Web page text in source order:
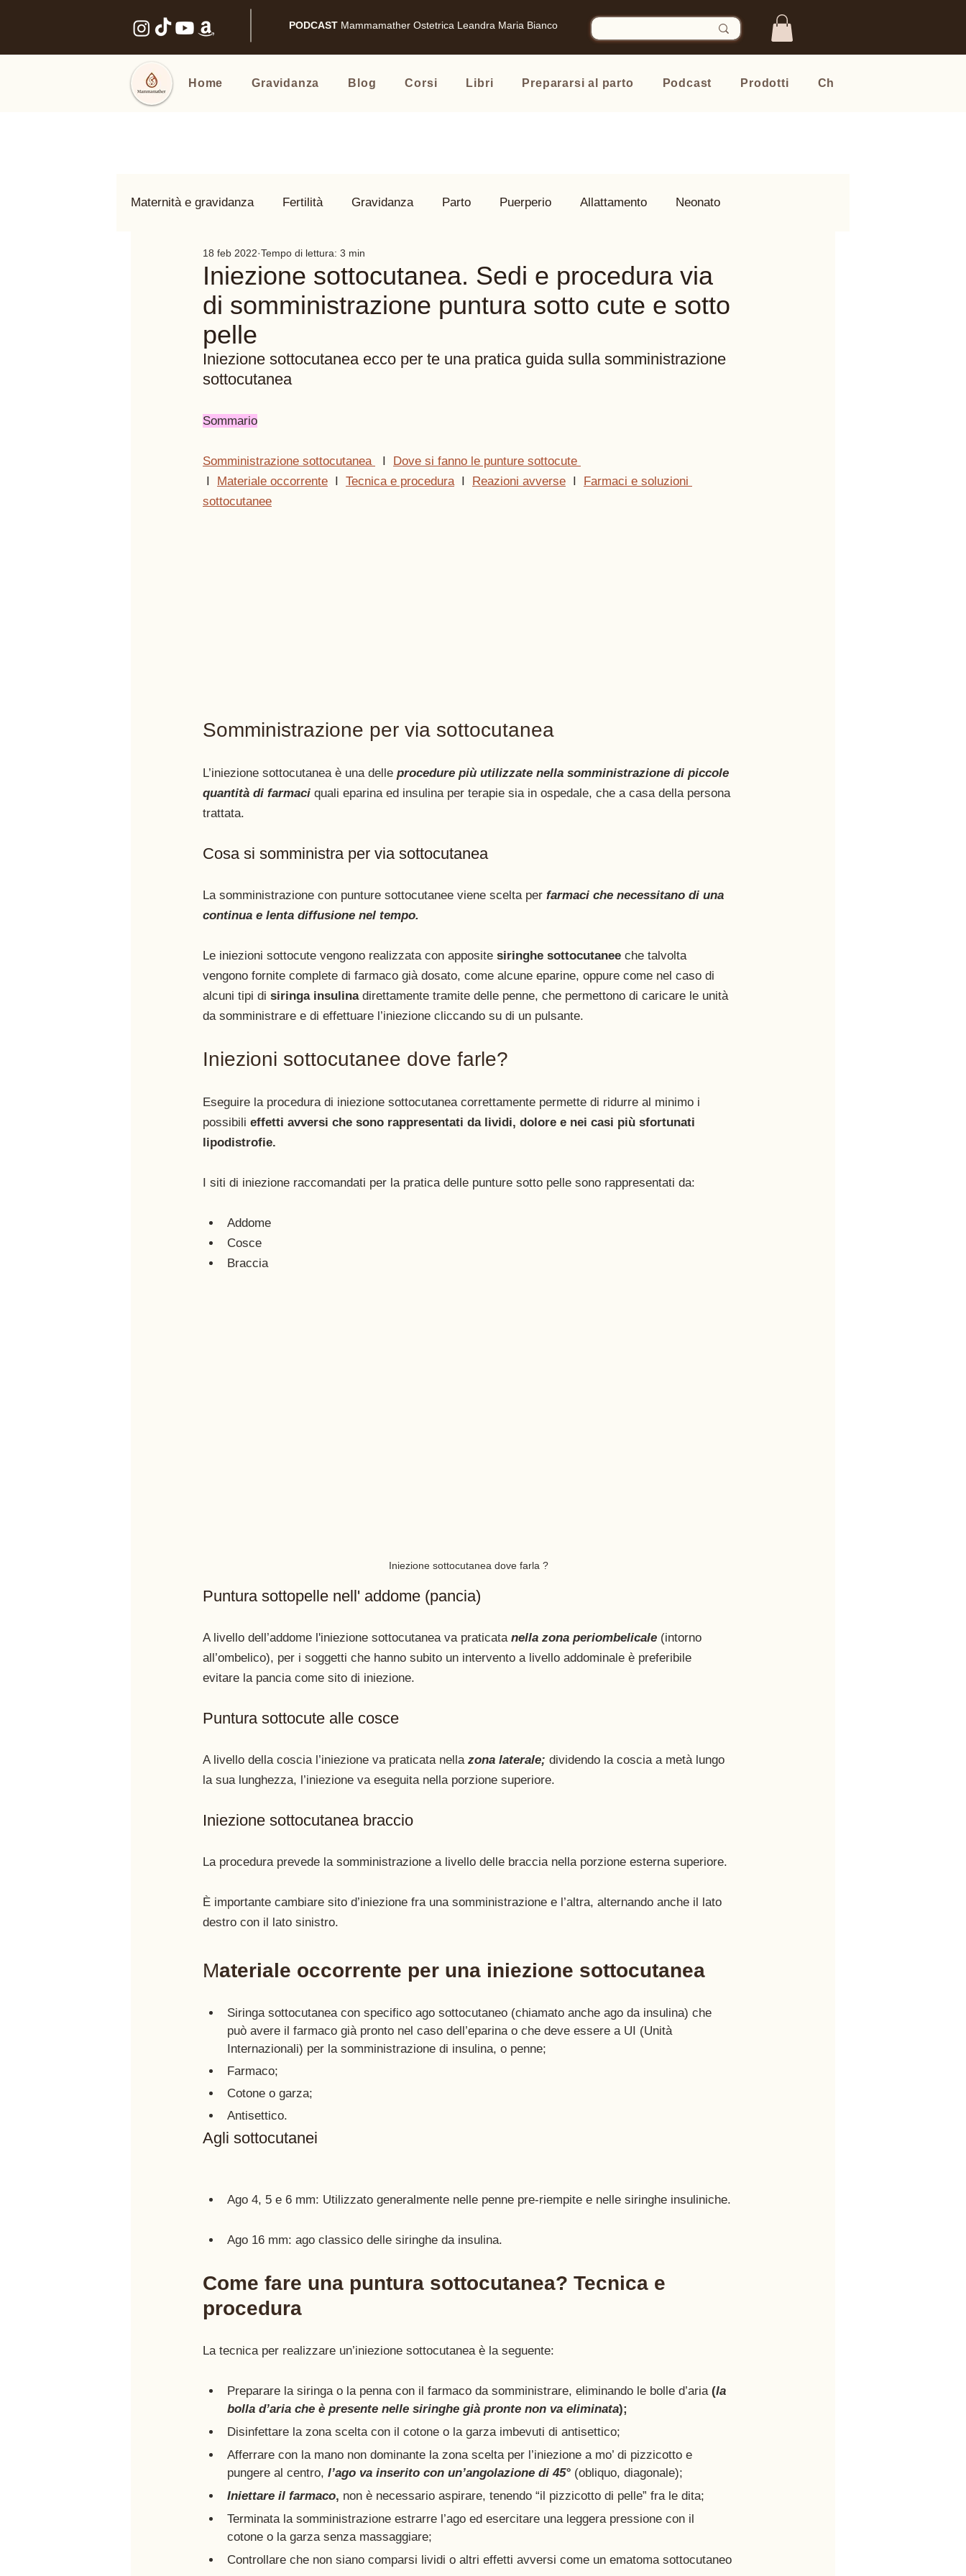
PODCAST Mammamather Ostetrica Leandra Maria Bianco
Home Gravidanza Blog Corsi Libri Prepararsi al parto Podcast Prodotti Chi sono
Maternità e gravidanza Fertilità Gravidanza Parto Puerperio Allattamento Neonato
Benessere intimo Nomi e Famiglia
Iniezione sottocutanea. Sedi e procedura via
di somministrazione puntura sotto cute e sotto
pelle
18 feb 2022 Tempo di lettura: 3 min
Iniezione sottocutanea ecco per te una pratica guida sulla somministrazione
sottocutanea
Sommario
Somministrazione sottocutanea
Dove si fanno le punture sottocute
Materiale occorrente Tecnica e procedura
  I
Reazioni avverse
Farmaci e soluzioni
sottocutanee
Somministrazione per via sottocutanea
L’iniezione sottocutanea è una delle procedure più utilizzate nella somministrazione di piccole
quantità di farmaci quali eparina ed insulina per terapie sia in ospedale, che a casa della persona
trattata.
Cosa si somministra per via sottocutanea
La somministrazione con punture sottocutanee viene scelta per farmaci che necessitano di una
continua e lenta diffusione nel tempo.
Le iniezioni sottocute vengono realizzata con apposite siringhe sottocutanee che talvolta
vengono fornite complete di farmaco già dosato, come alcune eparine, oppure come nel caso di
alcuni tipi di siringa insulina direttamente tramite delle penne, che permettono di caricare le unità
da somministrare e di effettuare l’iniezione cliccando su di un pulsante.
Iniezioni sottocutanee dove farle?
Eseguire la procedura di iniezione sottocutanea correttamente permette di ridurre al minimo i
possibili effetti avversi che sono rappresentati da lividi, dolore e nei casi più sfortunati
lipodistrofie.
I siti di iniezione raccomandati per la pratica delle punture sotto pelle sono rappresentati da:
Addome
Cosce
Braccia
Iniezione sottocutanea dove farla ?
Puntura sottopelle nell' addome (pancia)
A livello dell’addome l'iniezione sottocutanea va praticata nella zona periombelicale (intorno
all’ombelico), per i soggetti che hanno subito un intervento a livello addominale è preferibile
evitare la pancia come sito di iniezione.
Puntura sottocute alle cosce
A livello della coscia l’iniezione va praticata nella zona laterale; dividendo la coscia a metà lungo
la sua lunghezza, l’iniezione va eseguita nella porzione superiore.
Iniezione sottocutanea braccio
La procedura prevede la somministrazione a livello delle braccia nella porzione esterna superiore.
È importante cambiare sito d’iniezione fra una somministrazione e l’altra, alternando anche il lato
destro con il lato sinistro.
Materiale occorrente per una iniezione sottocutanea
Siringa sottocutanea con specifico ago sottocutaneo (chiamato anche ago da insulina) che
può avere il farmaco già pronto nel caso dell’eparina o che deve essere a UI (Unità
Internazionali) per la somministrazione di insulina, o penne;
Farmaco;
Cotone o garza;
Antisettico.
Agli sottocutanei
Ago 4, 5 e 6 mm: Utilizzato generalmente nelle penne pre-riempite e nelle siringhe insuliniche.
Ago 16 mm: ago classico delle siringhe da insulina.
Come fare una puntura sottocutanea? Tecnica e
procedura
La tecnica per realizzare un’iniezione sottocutanea è la seguente:
Preparare la siringa o la penna con il farmaco da somministrare, eliminando le bolle d’aria (la
bolla d’aria che è presente nelle siringhe già pronte non va eliminata);
Disinfettare la zona scelta con il cotone o la garza imbevuti di antisettico;
Afferrare con la mano non dominante la zona scelta per l’iniezione a mo’ di pizzicotto e
pungere al centro, l’ago va inserito con un’angolazione di 45° (obliquo, diagonale);
Iniettare il farmaco, non è necessario aspirare, tenendo “il pizzicotto di pelle” fra le dita;
Terminata la somministrazione estrarre l’ago ed esercitare una leggera pressione con il
cotone o la garza senza massaggiare;
Controllare che non siano comparsi lividi o altri effetti avversi come un ematoma sottocutaneo